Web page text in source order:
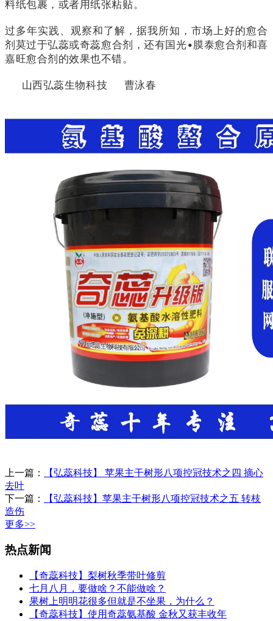
料纸包裹，或者用纸张粘贴。
过多年实践、观察和了解，据我所知，市场上好的愈合
剂莫过于弘蕊或奇蕊愈合剂，还有国光•膜泰愈合剂和喜
嘉旺愈合剂的效果也不错。
山西弘蕊生物科技 曹泳春
上一篇：
【弘蕊科技】 苹果主干树形八项控冠技术之四 摘心
去叶
下一篇：
【弘蕊科技】苹果主干树形八项控冠技术之五 转枝
造伤
更多>>
热点新闻
【奇蕊科技】梨树秋季带叶修剪
七月八月，要做啥？不能做啥？
果树上明明花很多但就是不坐果，为什么？
【奇蕊科技】使用奇蕊氨基酸 金秋又获丰收年